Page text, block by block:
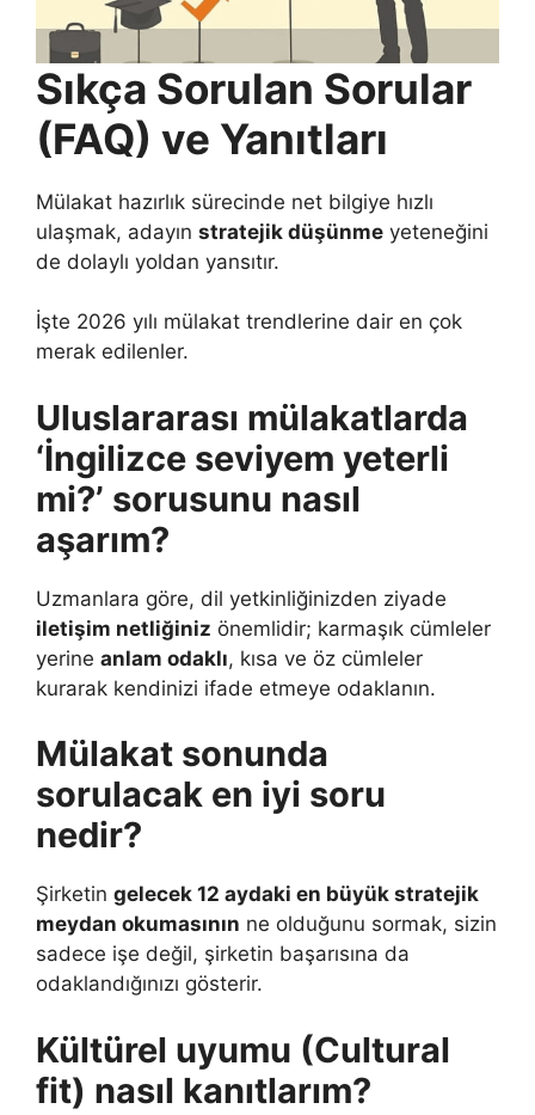
Sıkça Sorulan Sorular
(FAQ) ve Yanıtları
Mülakat hazırlık sürecinde net bilgiye hızlı
ulaşmak, adayın stratejik düşünme yeteneğini
de dolaylı yoldan yansıtır.
İşte 2026 yılı mülakat trendlerine dair en çok
merak edilenler.
Uluslararası mülakatlarda
‘İngilizce seviyem yeterli
mi?’ sorusunu nasıl
aşarım?
Uzmanlara göre, dil yetkinliğinizden ziyade
iletişim netliğiniz önemlidir; karmaşık cümleler
yerine anlam odaklı, kısa ve öz cümleler
kurarak kendinizi ifade etmeye odaklanın.
Mülakat sonunda
sorulacak en iyi soru
nedir?
Şirketin gelecek 12 aydaki en büyük stratejik
meydan okumasının ne olduğunu sormak, sizin
sadece işe değil, şirketin başarısına da
odaklandığınızı gösterir.
Kültürel uyumu (Cultural
fit) nasıl kanıtlarım?